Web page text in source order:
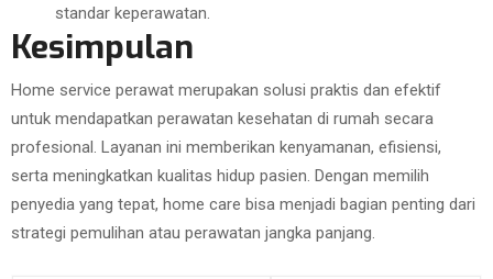
standar keperawatan.
Kesimpulan
Home service perawat merupakan solusi praktis dan efektif
untuk mendapatkan perawatan kesehatan di rumah secara
profesional. Layanan ini memberikan kenyamanan, efisiensi,
serta meningkatkan kualitas hidup pasien. Dengan memilih
penyedia yang tepat, home care bisa menjadi bagian penting dari
strategi pemulihan atau perawatan jangka panjang.